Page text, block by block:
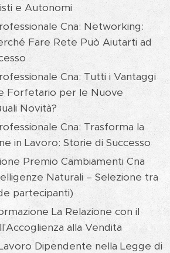
e Autonomi
Cna: Networking:
Fare Rete Può Aiutarti ad
Cna: Tutti i Vantaggi
Forfetario per le Nuove
Novità?
Cna: Trasforma la
in Lavoro: Storie di Successo
Premio Cambiamenti Cna
Naturali – Selezione tra
partecipanti)
La Relazione con il
alla Vendita
Dipendente nella Legge di